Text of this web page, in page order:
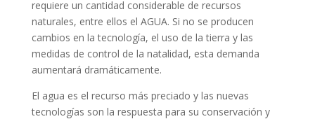
requiere un cantidad considerable de recursos
naturales, entre ellos el AGUA. Si no se producen
cambios en la tecnología, el uso de la tierra y las
medidas de control de la natalidad, esta demanda
aumentará dramáticamente.
El agua es el recurso más preciado y las nuevas
tecnologías son la respuesta para su conservación y